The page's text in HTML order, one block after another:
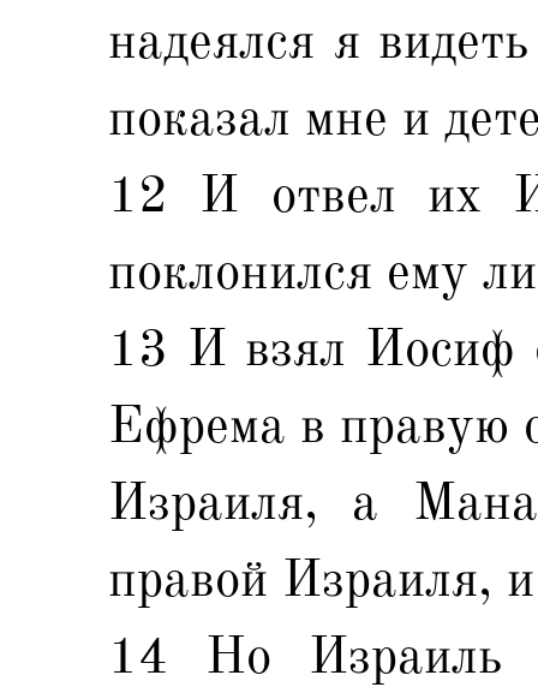
надеялся я
показал мне и
12 И отвел их
поклонился ему
13 И взял Иосиф
Ефрема в правую
Израиля, а
правой Израиля,
14 Но Израиль